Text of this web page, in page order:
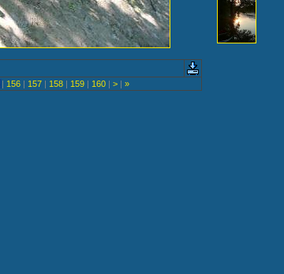
| 156 | 157 | 158 | 159 | 160 | > | »